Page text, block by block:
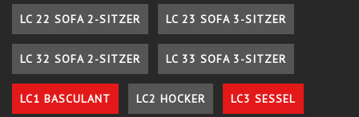
LC 22 SOFA 2-SITZER LC 23 SOFA 3-SITZER
LC 32 SOFA 2-SITZER LC 33 SOFA 3-SITZER
LC1 BASCULANT LC2 HOCKER LC3 SESSEL